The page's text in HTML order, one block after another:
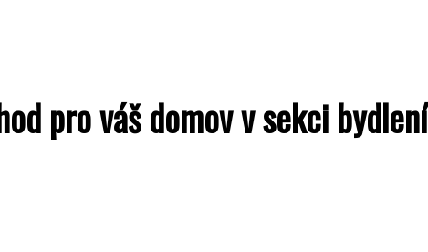
pro váš domov v sekci bydlení